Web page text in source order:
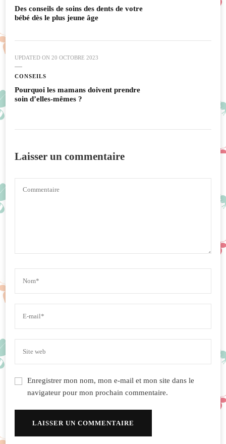
Des conseils de soins des dents de votre
bébé dès le plus jeune âge
UPDATED ON 20 OCTOBRE 2023
CONSEILS
Pourquoi les mamans doivent prendre
soin d’elles-mêmes ?
Laisser un commentaire
Enregistrer mon nom, mon e-mail et mon site dans le
navigateur pour mon prochain commentaire.